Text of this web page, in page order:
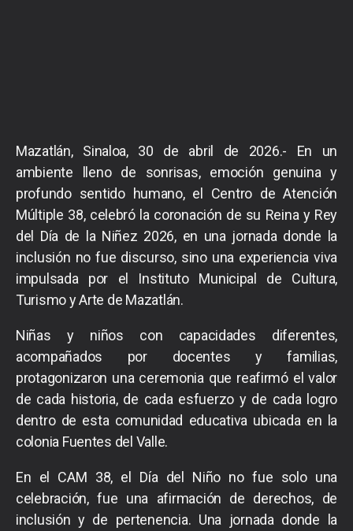
Mazatlán, Sinaloa, 30 de abril de 2026.- En un
ambiente lleno de sonrisas, emoción genuina y
profundo sentido humano, el Centro de Atención
Múltiple 38, celebró la coronación de su Reina y Rey
del Día de la Niñez 2026, en una jornada donde la
inclusión no fue discurso, sino una experiencia viva
impulsada por el Instituto Municipal de Cultura,
Turismo y Arte de Mazatlán.
Niñas y niños con capacidades diferentes,
acompañados por docentes y familias,
protagonizaron una ceremonia que reafirmó el valor
de cada historia, de cada esfuerzo y de cada logro
dentro de esta comunidad educativa ubicada en la
colonia Fuentes del Valle.
En el CAM 38, el Día del Niño no fue solo una
celebración, fue una afirmación de derechos, de
inclusión y de pertenencia. Una jornada donde la